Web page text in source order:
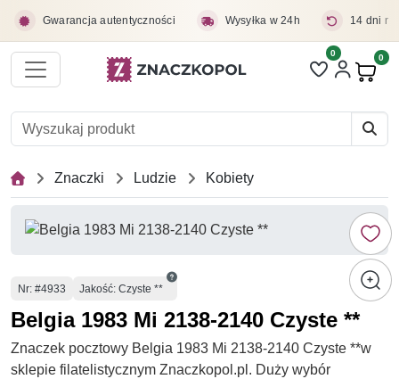
Gwarancja autentyczności Wysyłka w 24h 14 dni
Liczba pozycji
0 0
Znaczki Ludzie Kobiety
Numer
Nr: #4933 Jakość: Czyste **
Belgia 1983 Mi 2138-2140 Czyste **
Znaczek pocztowy Belgia 1983 Mi 2138-2140 Czyste **w
sklepie filatelistycznym Znaczkopol.pl. Duży wybór